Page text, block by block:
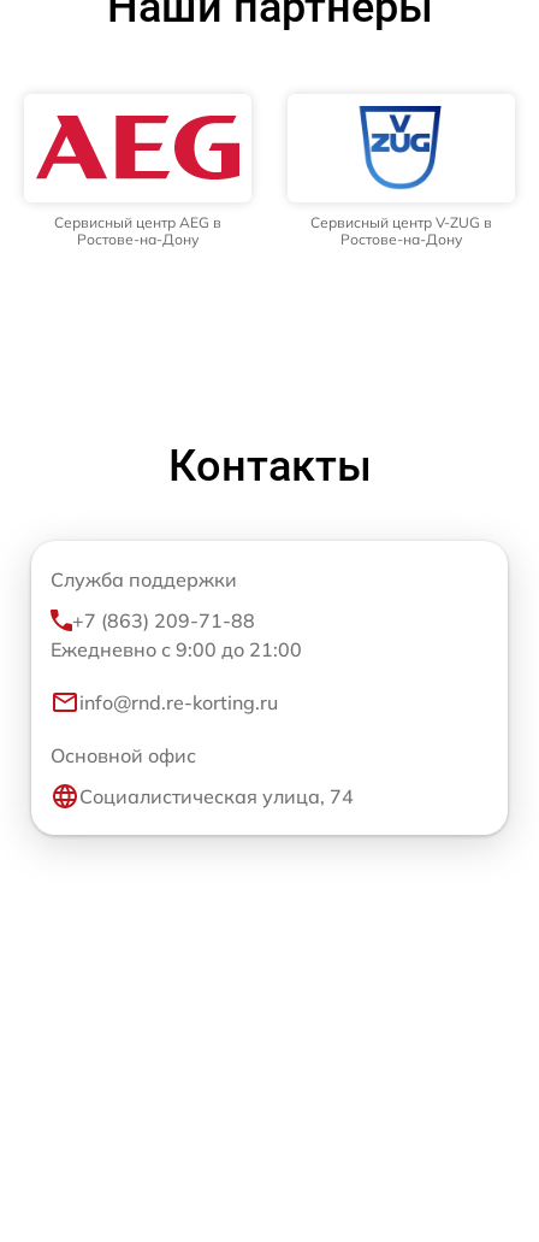
Сервисный центр AEG в
Ростове-на-Дону
Сервисный центр V-ZUG в
Ростове-на-Дону
Контакты
Служба поддержки
+7 (863) 209-71-88
Ежедневно с 9:00 до 21:00
info@rnd.re-korting.ru
Основной офис
Социалистическая улица, 74